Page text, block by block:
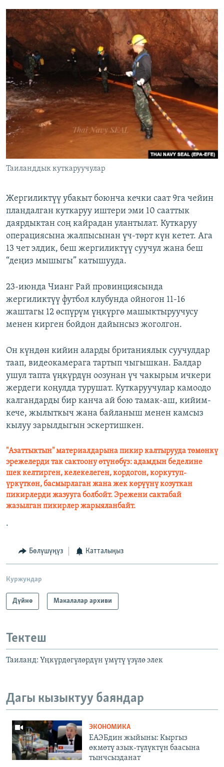
Таиланддык куткаруучулар
Жергиликтүү убакыт боюнча кечки саат 9га чейин
пландалган куткаруу иштери эми 10 сааттык
даярдыктан соң кайрадан улантылат. Куткаруу
операциясына жалпысынан үч-төрт күн кетет. Ага
13 чет элдик, беш жергиликтүү суучул жана беш
“деңиз мышыгы” катышууда.
23-июнда Чианг Рай провинциясында
жергиликтүү футбол клубунда ойногон 11-16
жаштагы 12 өспүрүм үңкүргө машыктыруучусу
менен кирген бойдон дайынсыз жоголгон.
Он күндөн кийин аларды британиялык суучулдар
таап, видеокамерага тартып чыгышкан. Балдар
ушул тапта үңкүрдүн оозунан үч чакырым ичкери
жердеги коңулда турушат. Куткаруучулар камоодо
калгандарды бир канча ай бою тамак-аш, кийим-
кече, жылыткыч жана байланыш менен камсыз
кылуу зарылдыгын эскертишкен.
"Азаттыктын" материалдарына пикир калтырууда төмөнкү
эрежелерди так сактоону өтүнөбүз: адамдын беделине
шек келтирген, келекелеген, кордогон, коркутуп-
үркүткөн, басмырлаган жана жек көрүүнү козуткан
пикирлерди жазууга болбойт. Эрежени сактабай
жазылган пикирлер жарыяланбайт.
.
Бөлүшүңүз Катталыңыз
Куржундар
Дүйнө Макалалар архиви
Тектеш
Таиланд: Үңкүрдөгүлөрдүн үмүтү үзүлө элек
Дагы кызыктуу баяндар
ЭКОНОМИКА
ЕАЭБдин жыйыны: Кыргыз
өкмөтү азык-түлүктүн баасына
тынчсызданат